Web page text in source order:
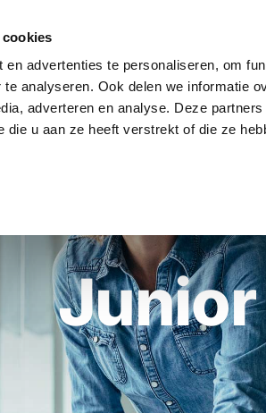
advertenties te personaliseren, om
analyseren. Ook delen we informatie
adverteren en analyse. Deze
die u aan ze heeft verstrekt of die ze
DIENSTEN WERKEN
Junior